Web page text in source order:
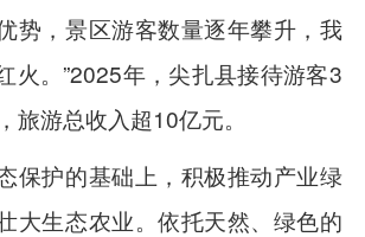
势，景区游客数量逐年攀升，我
火。”2025年，尖扎县接待游客3
旅游总收入超10亿元。
保护的基础上，积极推动产业绿
大生态农业。依托天然、绿色的